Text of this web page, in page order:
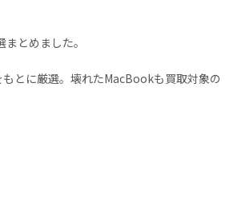
とめました。
とに厳選。壊れたMacBookも買取対象の